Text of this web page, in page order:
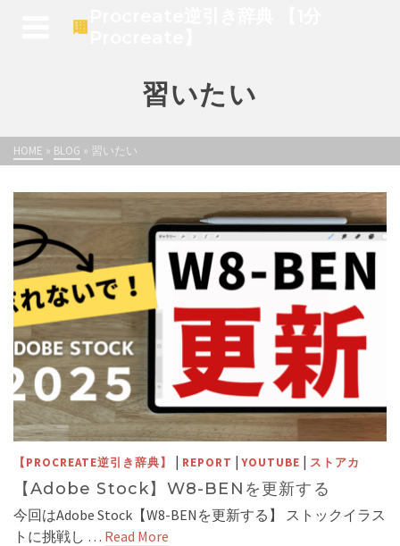
習いたい
HOME » BLOG » 習いたい
【PROCREATE逆引き辞典】 | REPORT |YOUTUBE | ストアカ
【Adobe Stock】W8-BENを更新する
今回はAdobe Stock【W8-BENを更新する】 ストックイラス
トに挑戦し … Read More